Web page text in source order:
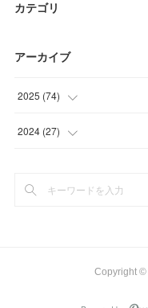
カテゴリ
アーカイブ
2025 (74)
(19 )
(
2024 (27)
Copyright ©